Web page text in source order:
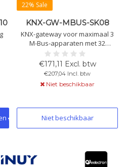
22% Sale
KNX-GW-MBUS-SK08
KNX-gateway voor maximaal 3
M-Bus-apparaten met 32
datapunten. Ondersteunt
broadcast-adressering zonder
vaste M-Bus-ID. Wandmontage.
IP54/65.
€171,11 Excl. btw
€207,04 Incl. btw
Niet beschikbaar
Niet beschikbaar